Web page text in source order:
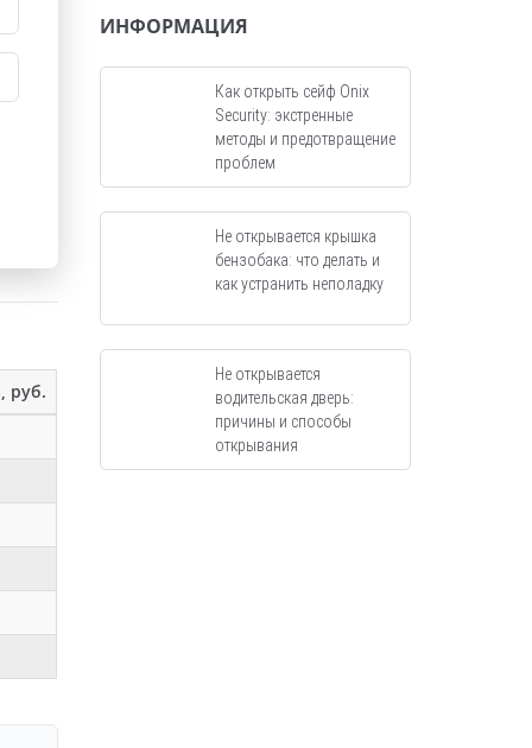
руб.
ИНФОРМАЦИЯ
Как открыть сейф Onix
Security: экстренные
методы и предотвращение
проблем
Не открывается крышка
бензобака: что делать и
как устранить неполадку
Не открывается
водительская дверь:
причины и способы
открывания